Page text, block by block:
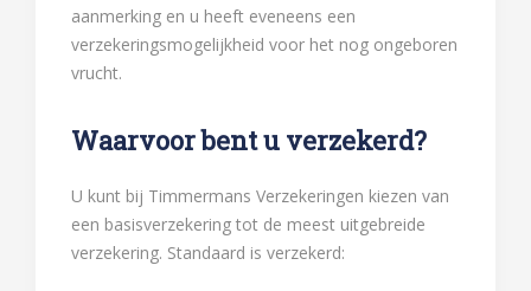
aanmerking en u heeft eveneens een
verzekeringsmogelijkheid voor het nog ongeboren
vrucht.
Waarvoor bent u verzekerd?
U kunt bij Timmermans Verzekeringen kiezen van
een basisverzekering tot de meest uitgebreide
verzekering. Standaard is verzekerd: